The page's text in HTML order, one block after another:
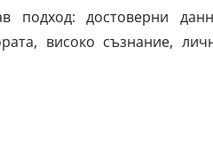
подход: достоверни
високо съзнание,